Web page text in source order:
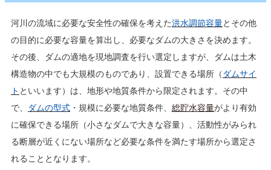
河川の流域に必要な安全性の確保を考えた洪水調節容量とその他
の目的に必要な容量を算出し、必要なダムの大きさを決めます。
その後、ダムの適地を現地調査を行い選定しますが、ダムは土木
構造物の中でも大規模のものであり、設置できる場所（ ダムサイ
ト といいます）は、地形や地質条件から限定されます。その中
で、
ダムの型式 ・規模に必要な地質条件、 総貯水容量がより有効
に確保できる場所（小さなダムで大きな容量）、活動性がみられ
る断層が近くにない場所など必要な条件を満たす場所から選定さ
れることとなります。